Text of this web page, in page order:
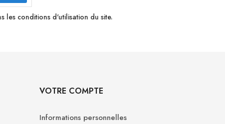
les conditions d'utilisation du site.
VOTRE COMPTE
Informations personnelles